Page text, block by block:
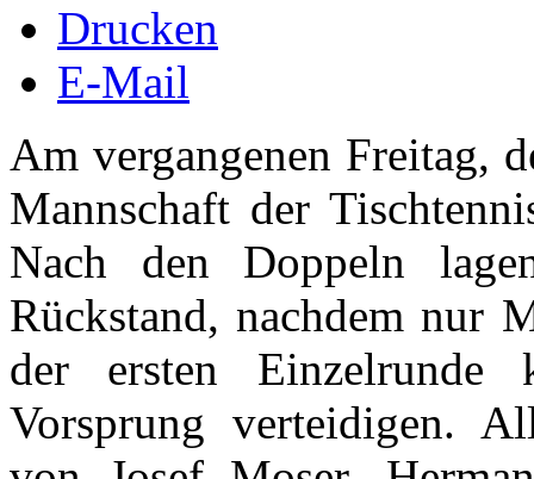
Drucken
E-Mail
Am vergangenen Freitag,
Mannschaft der
Nach den Doppeln
Rückstand, nachdem nur
der ersten Einzelrunde
Vorsprung verteidigen.